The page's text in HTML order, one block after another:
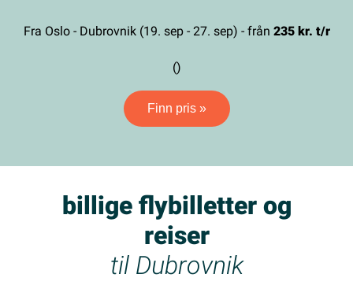
Fra Oslo - Dubrovnik (19. sep - 27. sep) - från 235 kr. t/r
()
Finn pris »
billige flybilletter og
reiser
til Dubrovnik